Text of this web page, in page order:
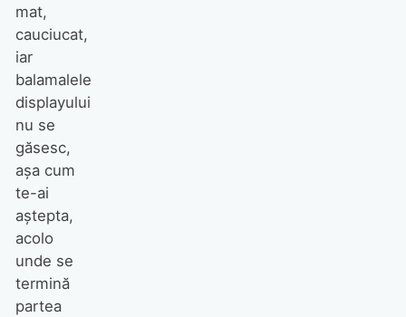
mat,
cauciucat,
iar
balamalele
displayului
nu se
găsesc,
aşa cum
te-ai
aştepta,
acolo
unde se
termină
partea